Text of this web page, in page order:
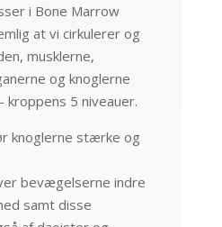
i Bone Marrow
at vi cirkulerer og
musklerne,
og knoglerne
kroppens 5 niveauer.
knoglerne stærke og
bevægelserne indre
samt disse